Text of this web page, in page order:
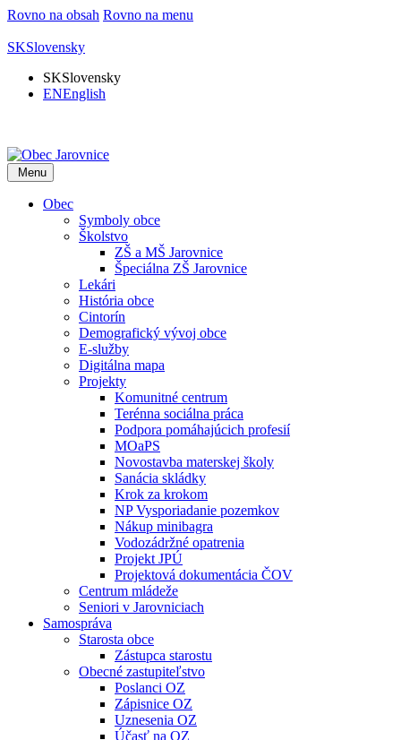
Rovno na obsah Rovno na menu
SKSlovensky
SKSlovensky
ENEnglish
Menu
Obec
Symboly obce
Školstvo
ZŠ a MŠ Jarovnice
Špeciálna ZŠ Jarovnice
Lekári
História obce
Cintorín
Demografický vývoj obce
E-služby
Digitálna mapa
Projekty
Komunitné centrum
Terénna sociálna práca
Podpora pomáhajúcich profesií
MOaPS
Novostavba materskej školy
Sanácia skládky
Krok za krokom
NP Vysporiadanie pozemkov
Nákup minibagra
Vodozádržné opatrenia
Projekt JPÚ
Projektová dokumentácia ČOV
Centrum mládeže
Seniori v Jarovniciach
Samospráva
Starosta obce
Zástupca starostu
Obecné zastupiteľstvo
Poslanci OZ
Zápisnice OZ
Uznesenia OZ
Účasť na OZ